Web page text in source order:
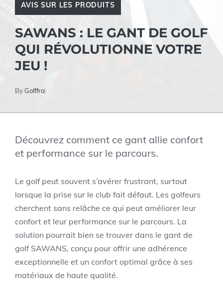
AVIS SUR LES PRODUITS
SAWANS : LE GANT DE GOLF
QUI RÉVOLUTIONNE VOTRE
JEU !
ByGolffra
Découvrez comment ce gant allie confort
et performance sur le parcours.
Le golf peut souvent s’avérer frustrant, surtout
lorsque la prise sur le club fait défaut. Les golfeurs
cherchent sans relâche ce qui peut améliorer leur
confort et leur performance sur le parcours. La
solution pourrait bien se trouver dans le gant de
golf SAWANS, conçu pour offrir une adhérence
exceptionnelle et un confort optimal grâce à ses
matériaux de haute qualité.